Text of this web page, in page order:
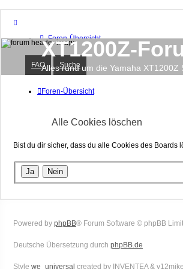
Foren-Übersicht
FAQ
Suche
Unbeantwortete Themen
Aktive Themen
XT1200Z-
Alles rund um die Yamaha XT1200Z
FAQ Suche
Foren-Übersicht
Alle Cookies löschen
Bist du dir sicher, dass du alle Cookies des Boards
Powered by phpBB® Forum Software © phpBB
Deutsche Übersetzung durch phpBB.de
Style we_universal created by INVENTEA & v12mike